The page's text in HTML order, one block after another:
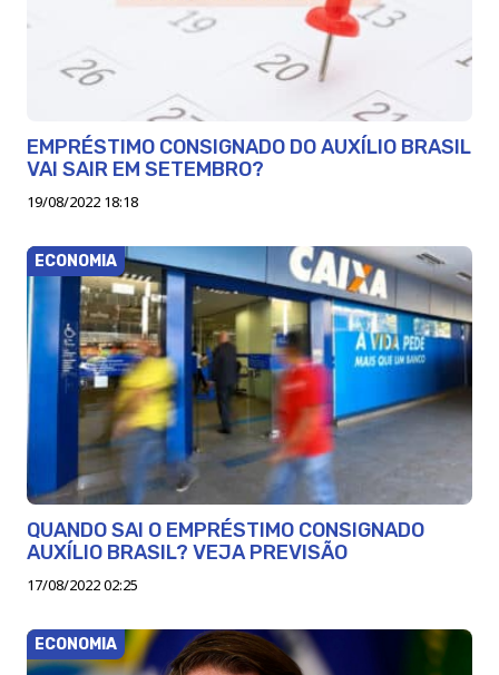
EMPRÉSTIMO CONSIGNADO DO AUXÍLIO BRASIL
VAI SAIR EM SETEMBRO?
19/08/2022 18:18
ECONOMIA
QUANDO SAI O EMPRÉSTIMO CONSIGNADO
AUXÍLIO BRASIL? VEJA PREVISÃO
17/08/2022 02:25
ECONOMIA